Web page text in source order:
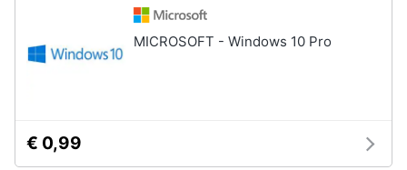
clienti
MICROSOFT - Windows 10 Pro
€ 0,99